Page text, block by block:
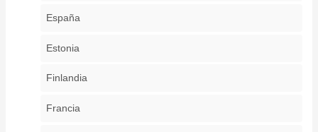
España
Estonia
Finlandia
Francia